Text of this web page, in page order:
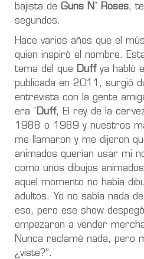
bajista de Guns N` Roses,
segundos.
Hace varios años que el
quien inspiró el nombre.
tema del que Duffya habló
publicada en 2011, surgió
entrevista con la gente
era `
Duff, El rey de la
1988 o 1989 y nuestros
me llamaron y me dijeron
animados querían usar mi
como unos dibujos
aquel momento no había
adultos. Yo no sabía nada
eso, pero ese show
empezaron a vender
Nunca reclamé nada, pero
¿viste?”.